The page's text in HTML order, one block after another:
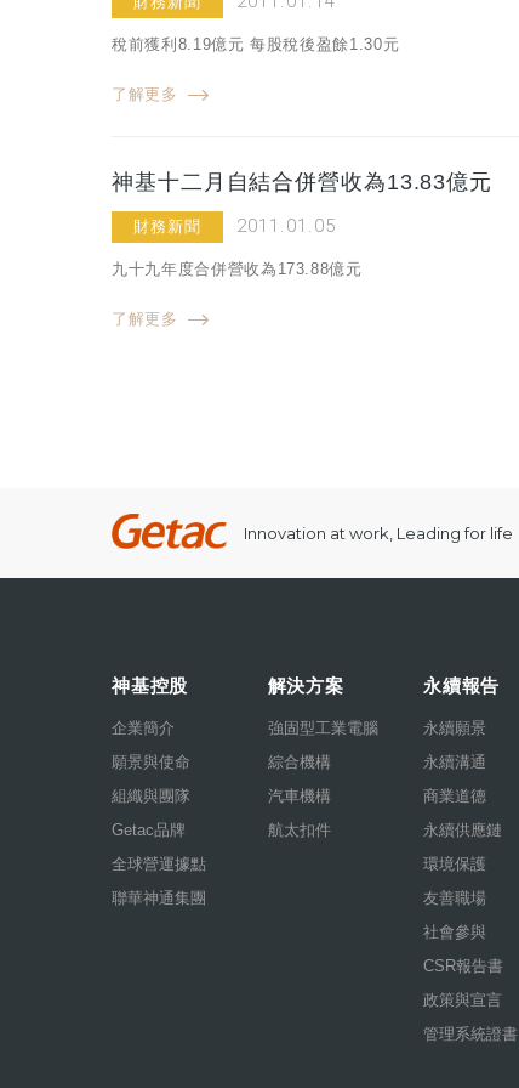
稅前獲利8.19億元 每股稅後盈餘1.30元
了解更多
神基十二月自結合併營收為13.83億元
財務新聞 2011.01.05
九十九年度合併營收為173.88億元
了解更多
Innovation at work, Leading for life
神基控股
企業簡介
願景與使命
組織與團隊
Getac品牌
全球營運據點
聯華神通集團
解決方案
強固型工業電腦
綜合機構
汽車機構
航太扣件
永續報告
永續願景
永續溝通
商業道德
永續供應鏈
環境保護
友善職場
社會參與
CSR報告書
政策與宣言
管理系統證書